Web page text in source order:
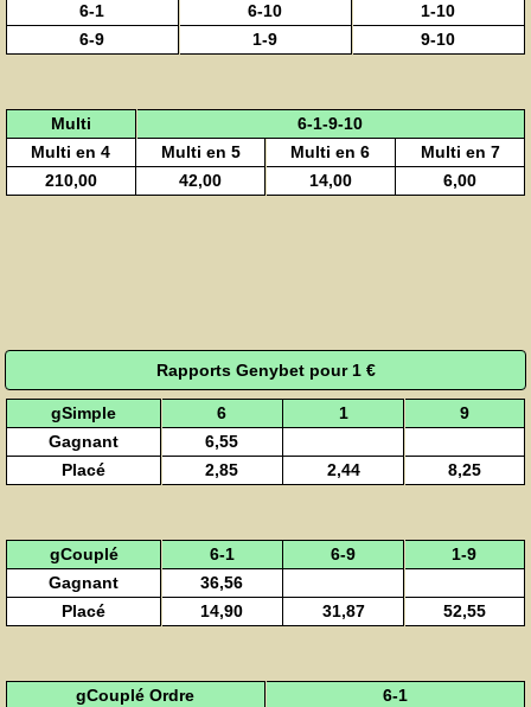
6-1
6-10
1-10
6-9
1-9 9-10
Multi
6-1-9-10
Multi en 4
Multi en 5 Multi en 6
Multi en 7
210,00
42,00 14,00 6,00
Rapports Genybet pour 1 €
gSimple 6 1
9
Gagnant
6,55
Placé
2,85 2,44 8,25
gCouplé 6-1 6-9
1-9
Gagnant
36,56
Placé
14,90 31,87 52,55
gCouplé Ordre
6-1